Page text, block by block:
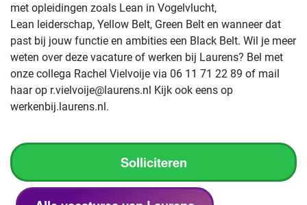
met opleidingen zoals Lean in Vogelvlucht,
Lean leiderschap, Yellow Belt, Green Belt en wanneer dat
past bij jouw functie en ambities een Black Belt. Wil je meer
weten over deze vacature of werken bij Laurens? Bel met
onze collega Rachel Vielvoije via 06 11 71 22 89 of mail
haar op r.vielvoije@laurens.nl Kijk ook eens op
werkenbij.laurens.nl.
Solliciteren